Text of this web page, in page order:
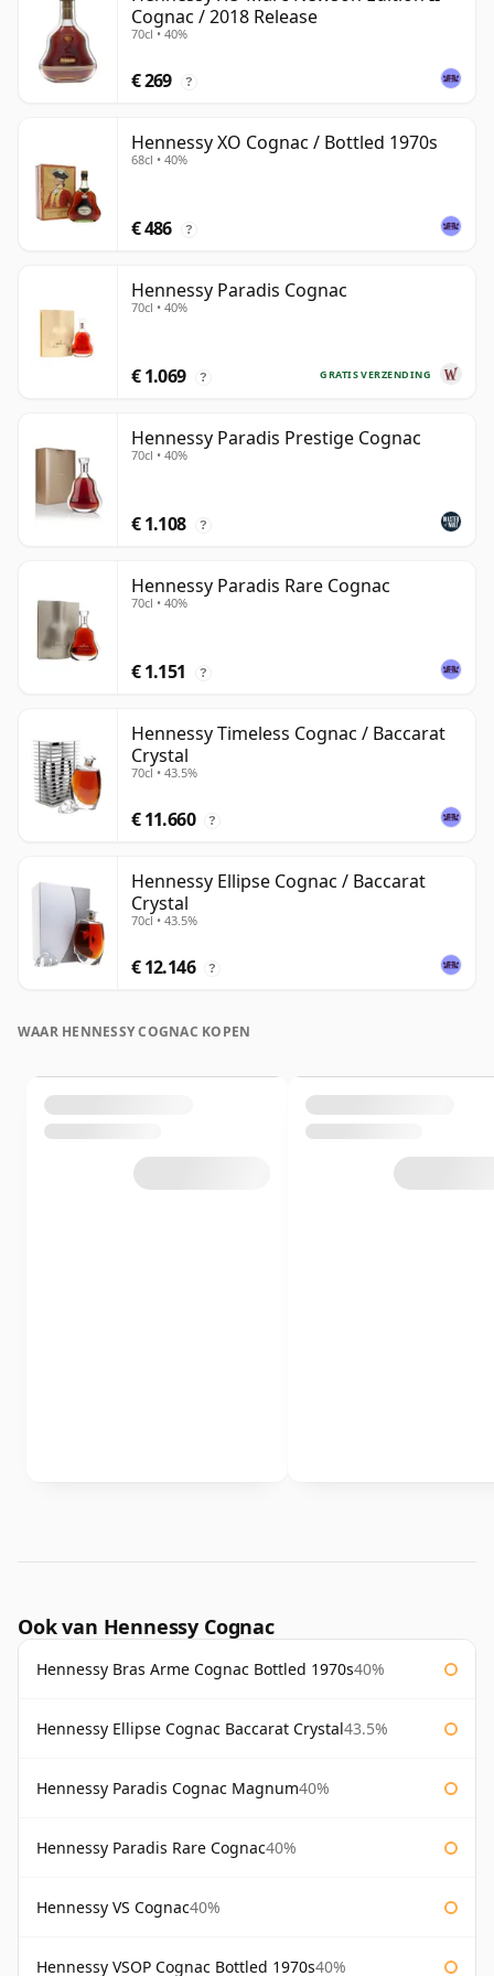
Cognac / 2018 Release
70cl • 40%
€ 269 ?
Hennessy XO Cognac / Bottled 1970s
68cl • 40%
€ 486 ?
Hennessy Paradis Cognac
70cl • 40%
GRATIS VERZENDING
€ 1.069 ?
Hennessy Paradis Prestige Cognac
70cl • 40%
€ 1.108 ?
Hennessy Paradis Rare Cognac
70cl • 40%
€ 1.151 ?
Hennessy Timeless Cognac / Baccarat
Crystal
70cl • 43.5%
€ 11.660 ?
Hennessy Ellipse Cognac / Baccarat
Crystal
70cl • 43.5%
€ 12.146 ?
WAAR HENNESSY COGNAC KOPEN
Ook van Hennessy Cognac
Hennessy Bras Arme Cognac Bottled 1970s40%
Hennessy Ellipse Cognac Baccarat Crystal43.5%
Hennessy Paradis Cognac Magnum40%
Hennessy Paradis Rare Cognac40%
Hennessy VS Cognac40%
Hennessy VSOP Cognac Bottled 1970s40%